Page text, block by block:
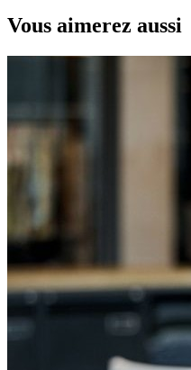
Vous aimerez aussi